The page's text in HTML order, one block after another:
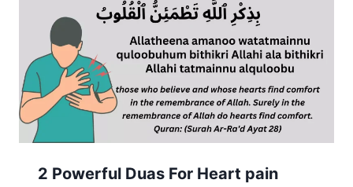
2 Powerful Duas For Heart pain